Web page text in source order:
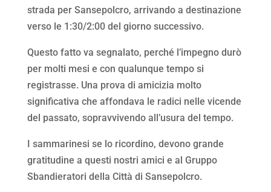
strada per Sansepolcro, arrivando a destinazione
verso le 1:30/2:00 del giorno successivo.
Questo fatto va segnalato, perché l’impegno durò
per molti mesi e con qualunque tempo si
registrasse. Una prova di amicizia molto
significativa che affondava le radici nelle vicende
del passato, sopravvivendo all’usura del tempo.
I sammarinesi se lo ricordino, devono grande
gratitudine a questi nostri amici e al Gruppo
Sbandieratori della Città di Sansepolcro.